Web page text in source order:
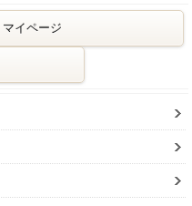
マイページ